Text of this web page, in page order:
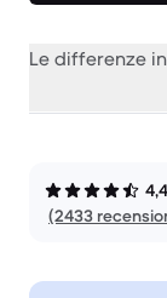
Le differenze
(2433